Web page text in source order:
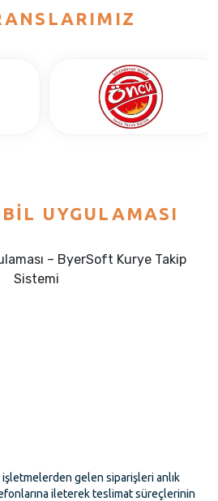
UYGULAMASI
işletmelerden gelen siparişleri anlık
ileterek teslimat süreçlerinin